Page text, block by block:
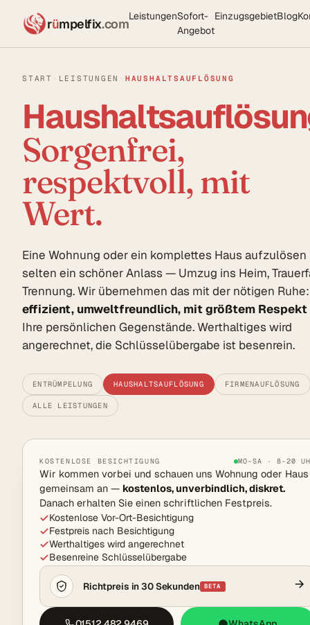
rümpelfix.comLeistungenSofort-
Angebot
EinzugsgebietBlog
START · LEISTUNGEN · HAUSHALTSAUFLÖSUNG
Sorgenfrei,
respektvoll, mit
Wert.
Eine Wohnung oder ein komplettes Haus aufzulösen
selten ein schöner Anlass — Umzug ins Heim,
Trennung. Wir übernehmen das mit der nötigen Ruhe:
effizient, umweltfreundlich, mit größtem Respekt
Ihre persönlichen Gegenstände. Werthaltiges wird
angerechnet, die Schlüsselübergabe ist besenrein.
ENTRÜMPELUNG HAUSHALTSAUFLÖSUNG FIRMENAUFLÖSUNG
ALLE LEISTUNGEN
KOSTENLOSE BESICHTIGUNG MO–SA · 8–20
Wir kommen vorbei und schauen uns Wohnung oder Haus
gemeinsam an — kostenlos, unverbindlich, diskret.
Danach erhalten Sie einen schriftlichen Festpreis.
Kostenlose Vor-Ort-Besichtigung
Festpreis nach Besichtigung
Werthaltiges wird angerechnet
Besenreine Schlüsselübergabe
Richtpreis in 30 Sekunden BETA